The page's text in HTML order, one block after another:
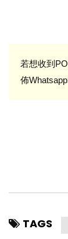
若想收到
佈
TAGS